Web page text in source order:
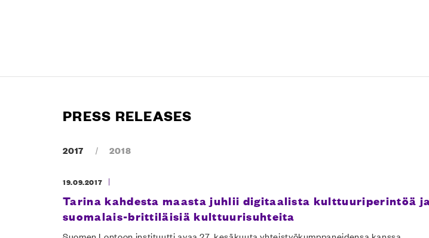
PRESS RELEASES
2017 | 2018
19.09.2017 |
Tarina kahdesta maasta juhlii digitaalista kulttuuriperintöä
suomalais-brittiläisiä kulttuurisuhteita
I accept the legal notice